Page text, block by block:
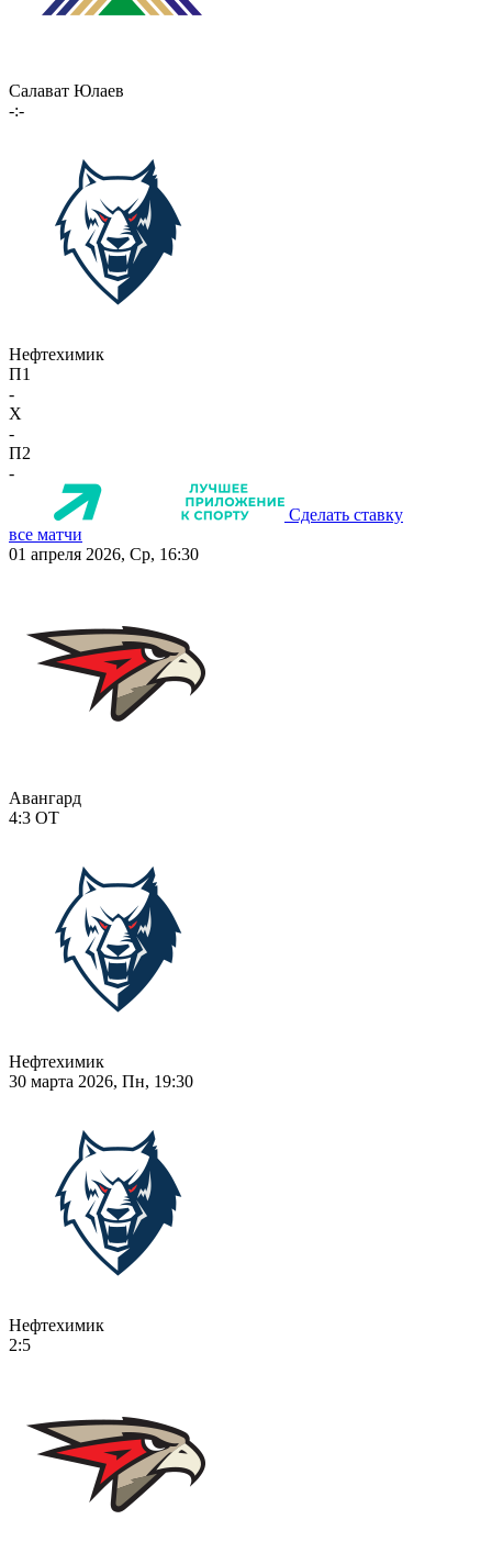
Салават Юлаев
-:-
Нефтехимик
П1
-
X
-
П2
-
Сделать ставку
все матчи
01 апреля 2026, Ср, 16:30
Авангард
4:3 ОТ
Нефтехимик
30 марта 2026, Пн, 19:30
Нефтехимик
2:5